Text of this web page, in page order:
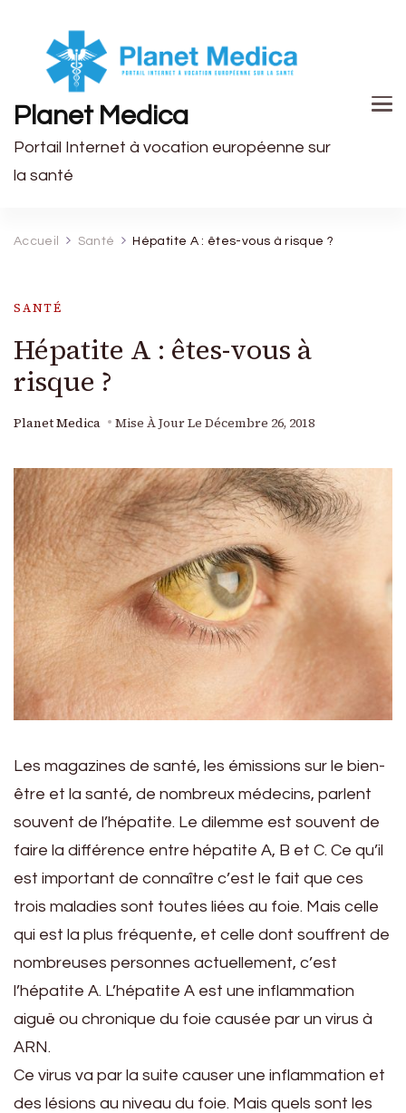
Planet Medica
Portail Internet à vocation européenne sur
la santé
Accueil Santé Hépatite A : êtes-vous à risque ?
SANTÉ
Hépatite A : êtes-vous à
risque ?
Planet Medica Mise À Jour Le Décembre 26, 2018
Les magazines de santé, les émissions sur le bien-
être et la santé, de nombreux médecins, parlent
souvent de l’hépatite. Le dilemme est souvent de
faire la différence entre hépatite A, B et C. Ce qu’il
est important de connaître c’est le fait que ces
trois maladies sont toutes liées au foie. Mais celle
qui est la plus fréquente, et celle dont souffrent de
nombreuses personnes actuellement, c’est
l’hépatite A. L’hépatite A est une inflammation
aiguë ou chronique du foie causée par un virus à
ARN.
Ce virus va par la suite causer une inflammation et
des lésions au niveau du foie. Mais quels sont les